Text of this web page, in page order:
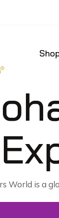
World is a